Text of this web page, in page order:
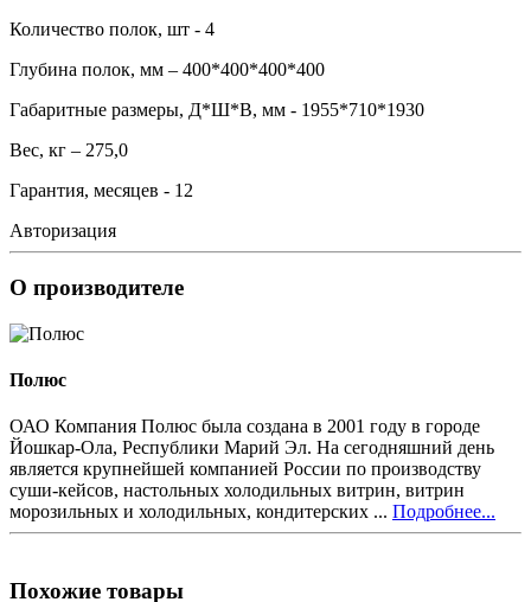
Количество полок, шт - 4
Глубина полок, мм – 400*400*400*400
Габаритные размеры, Д*Ш*В, мм - 1955*710*1930
Вес, кг – 275,0
Гарантия, месяцев - 12
Авторизация
О производителе
Полюс
ОАО Компания Полюс была создана в 2001 году в городе
Йошкар-Ола, Республики Марий Эл. На сегодняшний день
является крупнейшей компанией России по производству
суши-кейсов, настольных холодильных витрин, витрин
морозильных и холодильных, кондитерских ... Подробнее...
Похожие товары